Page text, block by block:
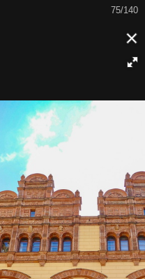
75/140